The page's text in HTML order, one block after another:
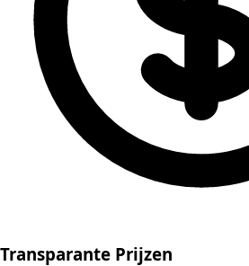
Transparante Prijzen